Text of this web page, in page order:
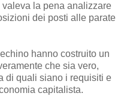
la pena analizzare
dei posti alle parate
hanno costruito un
che sia vero,
di quali siano i requisiti e
capitalista.